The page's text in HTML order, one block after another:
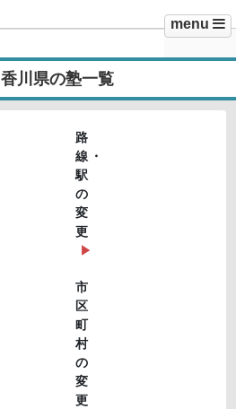
menu
香川県の塾一覧
路
線・
駅
の
変
更
市
区
町
村
の
変
更